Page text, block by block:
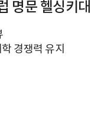
명문 헬싱키대
경쟁력 유지